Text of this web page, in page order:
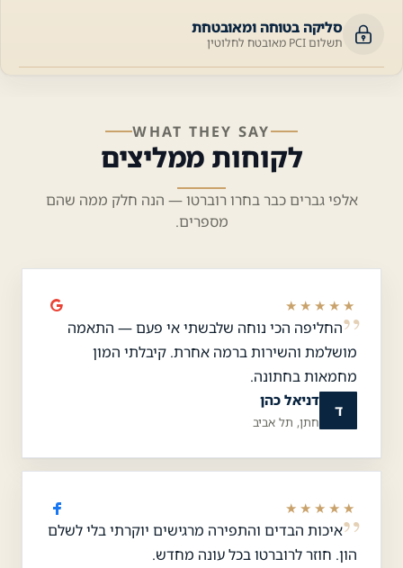
סליקה בטוחה ומאובטחת
תשלום PCI מאובטח לחלוטין
WHAT THEY SAY
לקוחות ממליצים
אלפי גברים כבר בחרו רוברטו — הנה חלק ממה שהם
מספרים.
★★★★★
החליפה הכי נוחה שלבשתי אי פעם — התאמה
מושלמת והשירות ברמה אחרת. קיבלתי המון
מחמאות בחתונה.
ד
דניאל כהן
חתן, תל אביב
★★★★★
איכות הבדים והתפירה מרגישים יוקרתי בלי לשלם
הון. חוזר לרוברטו בכל עונה מחדש.